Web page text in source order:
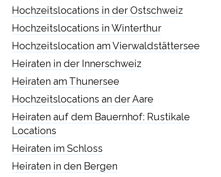
Hochzeitslocations in der Ostschweiz
Hochzeitslocations in Winterthur
Hochzeitslocation am Vierwaldstättersee
Heiraten in der Innerschweiz
Heiraten am Thunersee
Hochzeitslocations an der Aare
Heiraten auf dem Bauernhof: Rustikale
Locations
Heiraten im Schloss
Heiraten in den Bergen